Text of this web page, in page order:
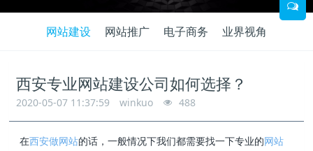
网站建设 网站推广 电子商务 业界视角
西安专业网站建设公司如何选择？
2020-05-07 11:37:59 winkuo 488
在西安做网站的话，一般情况下我们都需要找一下专业的网站